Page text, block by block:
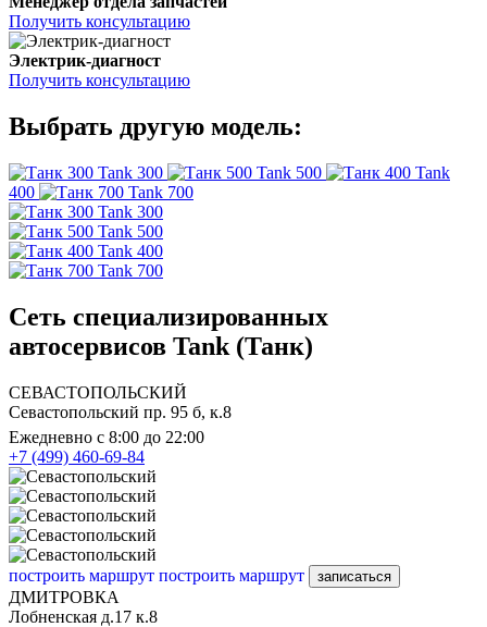
Получить консультацию
Электрик-диагност
Получить консультацию
Выбрать другую модель:
Tank 300 Tank 500
Tank
400
Tank 700
Tank 300
Tank 500
Tank 400
Tank 700
Сеть специализированных
автосервисов Tank (Танк)
СЕВАСТОПОЛЬСКИЙ
Севастопольский пр. 95 б, к.8
Ежедневно с 8:00 до 22:00
+7 (499) 460-69-84
построить маршрут построить маршрут записаться
ДМИТРОВКА
Лобненская д.17 к.8